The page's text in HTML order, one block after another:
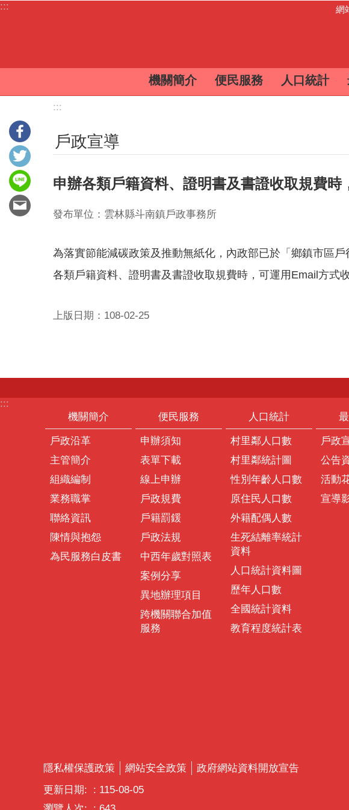
跳到主要內容區塊
::: 網
機關簡介 便民服務 人口統計
:::
戶政宣導
申辦各類戶籍資料、證明書及書證收取規費
發布單位：雲林縣斗南鎮戶政事務所
為落實節能減碳政策及推動無紙化，內政部已於「鄉鎮市區
各類戶籍資料、證明書及書證收取規費時，可運用Email方式
上版日期：108-02-25
:::
機關簡介
戶政沿革
主管簡介
組織編制
業務職掌
聯絡資訊
陳情與抱怨
為民服務白皮書
便民服務
申辦須知
表單下載
線上申辦
戶政規費
戶籍罰鍰
戶政法規
中西年歲對照表
案例分享
異地辦理項目
跨機關聯合加值
服務
人口統計
村里鄰人口數
村里鄰統計圖
性別年齡人口數
原住民人口數
外籍配偶人數
生死結離率統計
資料
人口統計資料圖
歷年人口數
全國統計資料
教育程度統計表
戶政
公告
活動
宣導
隱私權保護政策 網站安全政策
政府網站資料開放宣告
更新日期:
115-08-05